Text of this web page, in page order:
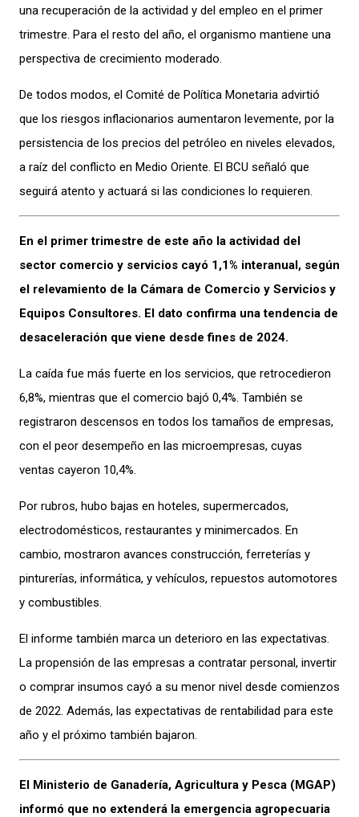
una recuperación de la actividad y del empleo en el primer
trimestre. Para el resto del año, el organismo mantiene una
perspectiva de crecimiento moderado.
De todos modos, el Comité de Política Monetaria advirtió
que los riesgos inflacionarios aumentaron levemente, por la
persistencia de los precios del petróleo en niveles elevados,
a raíz del conflicto en Medio Oriente. El BCU señaló que
seguirá atento y actuará si las condiciones lo requieren.
En el primer trimestre de este año la actividad del
sector comercio y servicios cayó 1,1% interanual, según
el relevamiento de la Cámara de Comercio y Servicios y
Equipos Consultores. El dato confirma una tendencia de
desaceleración que viene desde fines de 2024.
La caída fue más fuerte en los servicios, que retrocedieron
6,8%, mientras que el comercio bajó 0,4%. También se
registraron descensos en todos los tamaños de empresas,
con el peor desempeño en las microempresas, cuyas
ventas cayeron 10,4%.
Por rubros, hubo bajas en hoteles, supermercados,
electrodomésticos, restaurantes y minimercados. En
cambio, mostraron avances construcción, ferreterías y
pinturerías, informática, y vehículos, repuestos automotores
y combustibles.
El informe también marca un deterioro en las expectativas.
La propensión de las empresas a contratar personal, invertir
o comprar insumos cayó a su menor nivel desde comienzos
de 2022. Además, las expectativas de rentabilidad para este
año y el próximo también bajaron.
El Ministerio de Ganadería, Agricultura y Pesca (MGAP)
informó que no extenderá la emergencia agropecuaria